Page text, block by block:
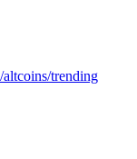
trending